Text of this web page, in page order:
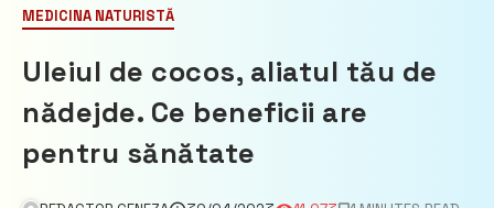
MEDICINA NATURISTĂ
Uleiul de cocos, aliatul tău de
nădejde. Ce beneficii are
pentru sănătate